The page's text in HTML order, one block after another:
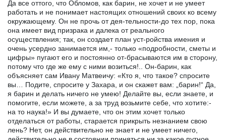
Да все оттого, что Обломов, как барин, не хочет и не умеет
работать и не понимает настоящих отношений своих ко всему
окружающему. Он не прочь от дея-тельности-до тех пор, пока
она имеет вид призрака и далека от реального
осуществления; так, он создает план уст-ройства имения и
очень усердно занимается им,- только «подробности, сметы и
цифры» пугают его и постоянно от-брасываются им в сторону,
потому что где же ему с ними возиться!.. Он-барин, как
объясняет сам Ивану Матвеичу: «Кто я, что такое? спросите
вы… Подите, спросите у Захара, и он скажет вам: „барин!“ Да,
я барин и делать ничего не умею! Делайте вы, если знаете, и
помогите, если можете, а за труд возьмите себе, что хотите:-
на то наука!» И вы думаете, что он этим хочет только
отделаться от работы, старается прикрыть незнанием свою
лень? Нет, он действительно не знает и не умеет ничего,